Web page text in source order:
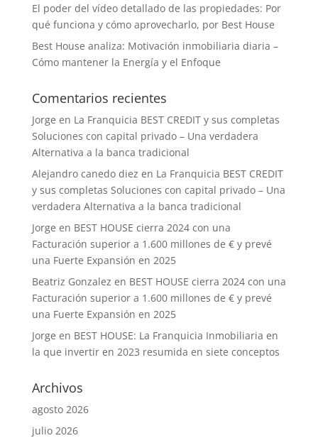
El poder del vídeo detallado de las propiedades: Por
qué funciona y cómo aprovecharlo, por Best House
Best House analiza: Motivación inmobiliaria diaria –
Cómo mantener la Energía y el Enfoque
Comentarios recientes
Jorge en La Franquicia BEST CREDIT y sus completas
Soluciones con capital privado – Una verdadera
Alternativa a la banca tradicional
Alejandro canedo diez en La Franquicia BEST CREDIT
y sus completas Soluciones con capital privado – Una
verdadera Alternativa a la banca tradicional
Jorge en BEST HOUSE cierra 2024 con una
Facturación superior a 1.600 millones de € y prevé
una Fuerte Expansión en 2025
Beatriz Gonzalez en BEST HOUSE cierra 2024 con una
Facturación superior a 1.600 millones de € y prevé
una Fuerte Expansión en 2025
Jorge en BEST HOUSE: La Franquicia Inmobiliaria en
la que invertir en 2023 resumida en siete conceptos
Archivos
agosto 2026
julio 2026